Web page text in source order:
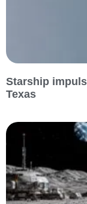
Starship
Texas